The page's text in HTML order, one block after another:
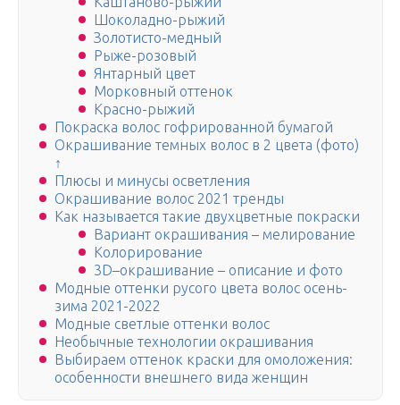
Шоколадно-рыжий
Золотисто-медный
Рыже-розовый
Янтарный цвет
Морковный оттенок
Красно-рыжий
Покраска волос гофрированной бумагой
Окрашивание темных волос в 2 цвета (фото)
↑
Плюсы и минусы осветления
Окрашивание волос 2021 тренды
Как называется такие двухцветные покраски
Вариант окрашивания – мелирование
Колорирование
3D–окрашивание – описание и фото
Модные оттенки русого цвета волос осень-
зима 2021-2022
Модные светлые оттенки волос
Необычные технологии окрашивания
Выбираем оттенок краски для омоложения:
особенности внешнего вида женщин